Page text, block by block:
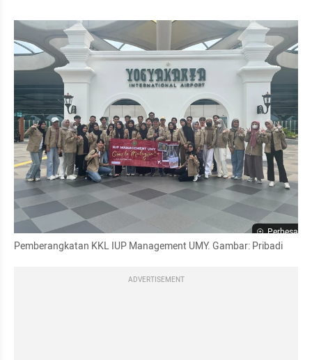
Perbesar
Pemberangkatan KKL IUP Management UMY. Gambar: Pribadi
ADVERTISEMENT